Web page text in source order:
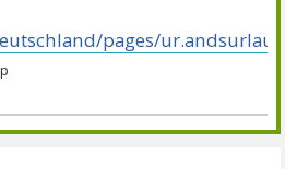
pages/